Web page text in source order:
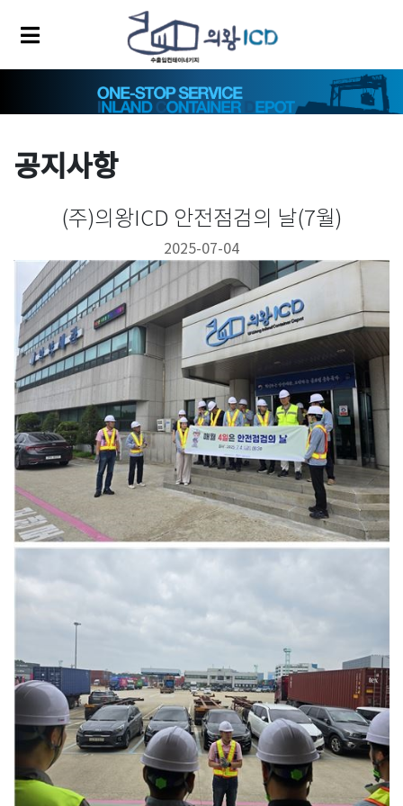
공지사항
(주)의왕ICD 안전점검의 날(7월)
2025-07-04